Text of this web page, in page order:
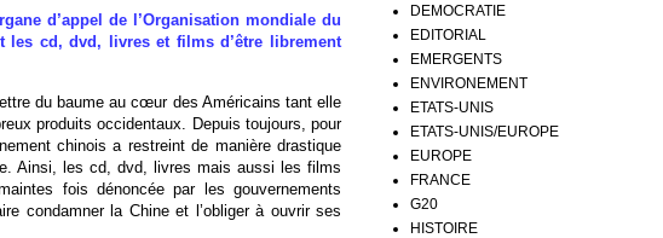
d’appel de l’Organisation mondiale du
les cd, dvd, livres et films d’être librement
du baume au cœur des Américains tant elle
produits occidentaux. Depuis toujours, pour
chinois a restreint de manière drastique
Ainsi, les cd, dvd, livres mais aussi les films
fois dénoncée par les gouvernements
condamner la Chine et l’obliger à ouvrir ses
DEMOCRATIE
EDITORIAL
EMERGENTS
ENVIRONEMENT
ETATS-UNIS
ETATS-UNIS/EUROPE
EUROPE
FRANCE
G20
HISTOIRE